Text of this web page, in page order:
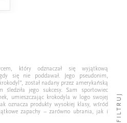
który odznaczał się wyjątkową
się nie poddawał. Jego pseudonim,
został nadany przez amerykańską
śledziła jego sukcesy. Sam sportowiec
umieszczając krokodyla w logo swojej
oznacza produkty wysokiej klasy, wśród
zapachy – zarówno ubrania, jak i
FILTRUJ